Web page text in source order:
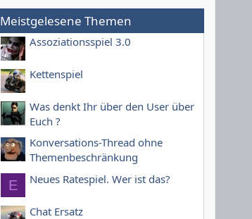
Meistgelesene Themen
Assoziationsspiel 3.0
Kettenspiel
Was denkt Ihr über den User über
Euch ?
Konversations-Thread ohne
Themenbeschränkung
E Neues Ratespiel. Wer ist das?
Chat Ersatz